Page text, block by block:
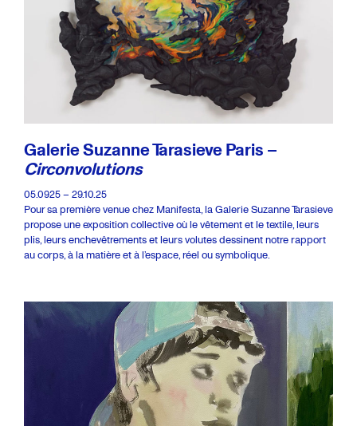
Galerie Suzanne Tarasieve Paris –
Circonvolutions
05.0925 – 29.10.25
Pour sa première venue chez Manifesta, la Galerie Suzanne Tarasieve
propose une exposition collective où le vêtement et le textile, leurs
plis, leurs enchevêtrements et leurs volutes dessinent notre rapport
au corps, à la matière et à l’espace, réel ou symbolique.